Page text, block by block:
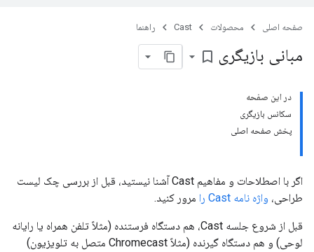
صفحه اصلی محصولات Cast راهنما
مبانی بازیگری bookmark_border
در این صفحه
سکانس بازیگری
پخش صفحه اصلی
اگر با اصطلاحات و مفاهیم Cast آشنا نیستید، قبل از بررسی چک لیست
طراحی، واژه نامه Cast را مرور کنید.
قبل از شروع جلسه Cast، هم دستگاه فرستنده (مثلاً تلفن همراه یا رایانه
لوحی) و هم دستگاه گیرنده (مثلاً Chromecast متصل به تلویزیون)